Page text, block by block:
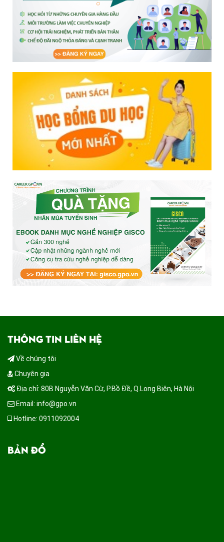
THÔNG TIN LIÊN HỆ
Về chúng tôi
Chuyên gia
Địa chỉ: 80B Nguyễn Văn Cừ, P.Bồ Đề, Q.Long Biên, Hà Nội
Email: info@gpo.vn
Hotline: 0911092004
BẢN ĐỒ